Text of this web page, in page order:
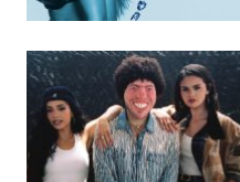
Extra
Eventi